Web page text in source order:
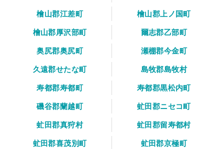
檜山郡江差町
檜山郡上ノ国町
檜山郡厚沢部町
爾志郡乙部町
奥尻郡奥尻町
瀬棚郡今金町
久遠郡せたな町
島牧郡島牧村
寿都郡寿都町
寿都郡黒松内町
磯谷郡蘭越町
虻田郡ニセコ町
虻田郡真狩村
虻田郡留寿都村
虻田郡喜茂別町
虻田郡京極町